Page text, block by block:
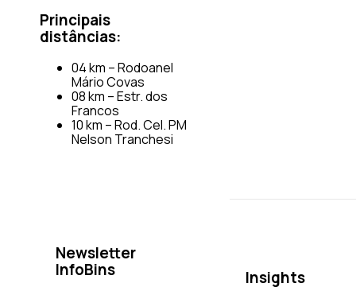
Principais
distâncias:
04 km – Rodoanel
Mário Covas
08 km – Estr. dos
Francos
10 km – Rod. Cel. PM
Nelson Tranchesi
Newsletter
InfoBins
Insights